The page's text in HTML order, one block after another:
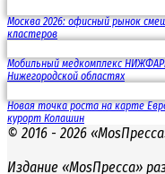
Москва 2026: офисный рынок
кластеров
Мобильный медкомплекс
Нижегородской областях
Новая точка роста на карте
курорт Колашин
© 2016 - 2026
Издание «MosПресса»